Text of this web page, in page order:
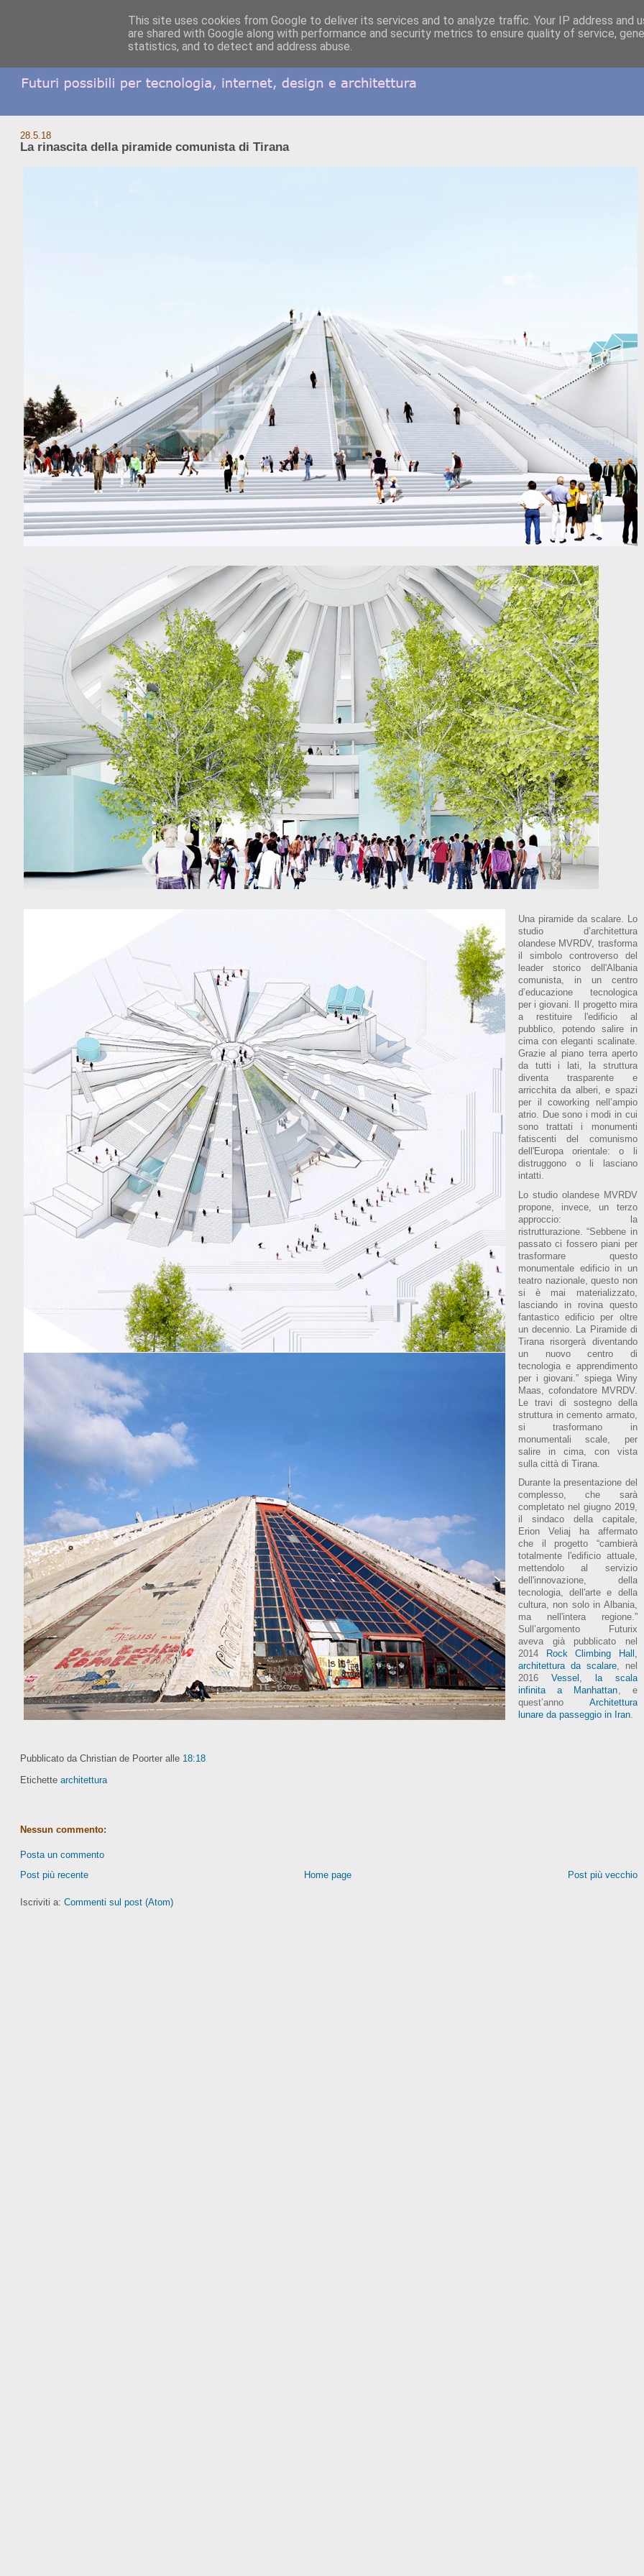
28.5.18
La rinascita della piramide comunista di Tirana
Una piramide da scalare. Lo
studio d’architettura
olandese MVRDV, trasforma
il simbolo controverso del
leader storico dell'Albania
comunista, in un centro
d’educazione tecnologica
per i giovani. Il progetto mira
a restituire l'edificio al
pubblico, potendo salire in
cima con eleganti scalinate.
Grazie al piano terra aperto
da tutti i lati, la struttura
diventa trasparente e
arricchita da alberi, e spazi
per il coworking nell’ampio
atrio. Due sono i modi in cui
sono trattati i monumenti
fatiscenti del comunismo
dell'Europa orientale: o li
distruggono o li lasciano
intatti.
Lo studio olandese MVRDV
propone, invece, un terzo
approccio: la
ristrutturazione. “Sebbene in
passato ci fossero piani per
trasformare questo
monumentale edificio in un
teatro nazionale, questo non
si è mai materializzato,
lasciando in rovina questo
fantastico edificio per oltre
un decennio. La Piramide di
Tirana risorgerà diventando
un nuovo centro di
tecnologia e apprendimento
per i giovani.” spiega Winy
Maas, cofondatore MVRDV.
Le travi di sostegno della
struttura in cemento armato,
si trasformano in
monumentali scale, per
salire in cima, con vista
sulla città di Tirana.
Durante la presentazione del
complesso, che sarà
completato nel giugno 2019,
il sindaco della capitale,
Erion Veliaj ha affermato
che il progetto “cambierà
totalmente l'edificio attuale,
mettendolo al servizio
dell'innovazione, della
tecnologia, dell'arte e della
cultura, non solo in Albania,
ma nell'intera regione.”
Sull’argomento Futurix
aveva già pubblicato nel
2014
Rock Climbing Hall,
architettura da scalare, nel
2016 Vessel, la scala
infinita a Manhattan, e
quest’anno Architettura
lunare da passeggio in Iran.
Pubblicato da Christian de Poorter alle 18:18
Etichette architettura
Nessun commento:
Posta un commento
Post più recente
Post più vecchio
Home page
Iscriviti a: Commenti sul post (Atom)
This site uses cookies from Google to deliver its services and to analyze traffic. Your IP address and
are shared with Google along with performance and security metrics to ensure quality of service,
statistics, and to detect and address abuse.